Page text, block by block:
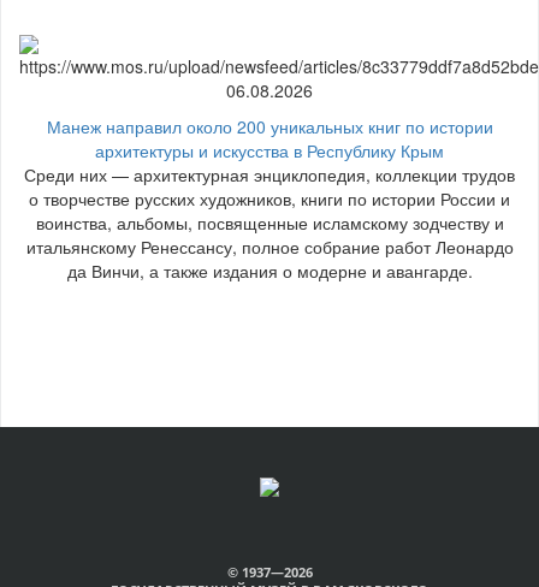
06.08.2026
Манеж направил около 200 уникальных книг по истории
архитектуры и искусства в Республику Крым
Среди них — архитектурная энциклопедия, коллекции трудов
о творчестве русских художников, книги по истории России и
воинства, альбомы, посвященные исламскому зодчеству и
итальянскому Ренессансу, полное собрание работ Леонардо
да Винчи, а также издания о модерне и авангарде.
© 1937—2026